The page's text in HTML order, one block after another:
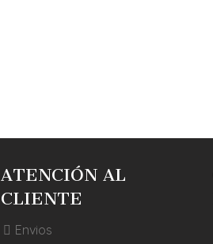
ATENCIÓN AL
CLIENTE
Envios